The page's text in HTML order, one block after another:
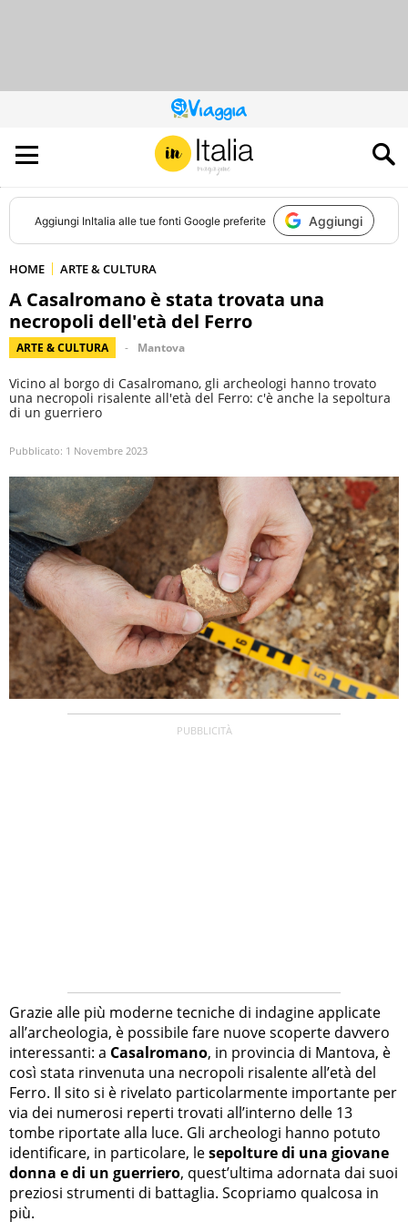
QUESTO
SITO
CONTRIBUISCE
ALL’AUDIENCE
DI
Aggiungi InItalia alle tue fonti Google preferite Aggiungi
HOME ARTE & CULTURA
A Casalromano è stata trovata una
necropoli dell'età del Ferro
ARTE & CULTURA Mantova
Vicino al borgo di Casalromano, gli archeologi hanno trovato
una necropoli risalente all'età del Ferro: c'è anche la sepoltura
di un guerriero
Pubblicato: 1 Novembre 2023
Grazie alle più moderne tecniche di indagine applicate
all’archeologia, è possibile fare nuove scoperte davvero
interessanti: a Casalromano, in provincia di Mantova, è
così stata rinvenuta una necropoli risalente all’età del
Ferro. Il sito si è rivelato particolarmente importante per
via dei numerosi reperti trovati all’interno delle 13
tombe riportate alla luce. Gli archeologi hanno potuto
identificare, in particolare, lesepolture di una giovane
donna e di un guerriero, quest’ultima adornata dai suoi
preziosi strumenti di battaglia. Scopriamo qualcosa in
più.